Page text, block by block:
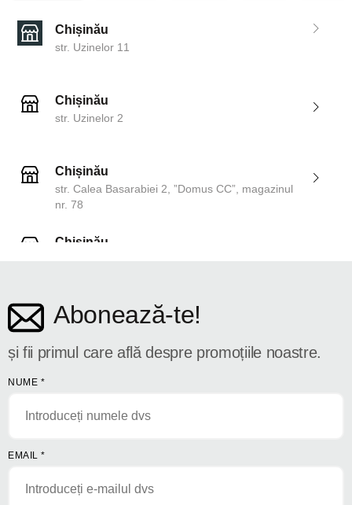
Chișinău
str. Uzinelor 11
Chișinău
str. Uzinelor 2
Chișinău
str. Calea Basarabiei 2, ”Domus CC”, magazinul
nr. 78
Chișinău
Abonează-te!
și fii primul care află despre promoțiile noastre.
NUME *
EMAIL *